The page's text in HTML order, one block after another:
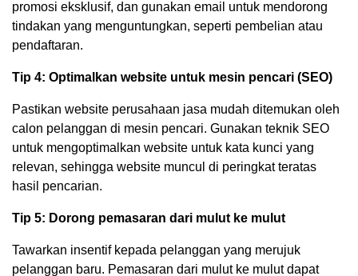
promosi eksklusif, dan gunakan email untuk mendorong
tindakan yang menguntungkan, seperti pembelian atau
pendaftaran.
Tip 4: Optimalkan website untuk mesin pencari (SEO)
Pastikan website perusahaan jasa mudah ditemukan oleh
calon pelanggan di mesin pencari. Gunakan teknik SEO
untuk mengoptimalkan website untuk kata kunci yang
relevan, sehingga website muncul di peringkat teratas
hasil pencarian.
Tip 5: Dorong pemasaran dari mulut ke mulut
Tawarkan insentif kepada pelanggan yang merujuk
pelanggan baru. Pemasaran dari mulut ke mulut dapat